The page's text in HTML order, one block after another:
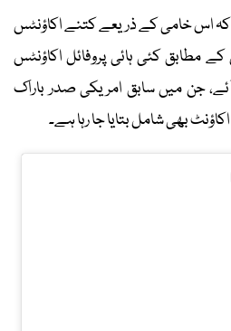
اس خامی کے ذریعے کتنے اکاؤنٹس
کے مطابق کئی ہائی پروفائل اکاؤنٹس
جن میں سابق امریکی صدر باراک
بھی شامل بتایا جا رہا ہے۔